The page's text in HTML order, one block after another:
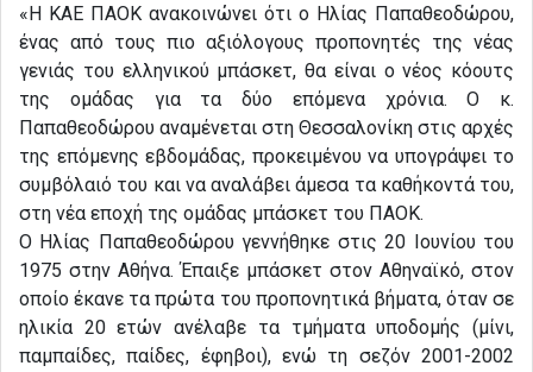
«H KAE ΠΑΟΚ ανακοινώνει ότι ο Ηλίας Παπαθεοδώρου,
ένας από τους πιο αξιόλογους προπονητές της νέας
γενιάς του ελληνικού μπάσκετ, θα είναι ο νέος κόουτς
της ομάδας για τα δύο επόμενα χρόνια. O κ.
Παπαθεοδώρου αναμένεται στη Θεσσαλονίκη στις αρχές
της επόμενης εβδομάδας, προκειμένου να υπογράψει το
συμβόλαιό του και να αναλάβει άμεσα τα καθήκοντά του,
στη νέα εποχή της ομάδας μπάσκετ του ΠΑΟΚ.
Ο Ηλίας Παπαθεοδώρου γεννήθηκε στις 20 Ιουνίου του
1975 στην Αθήνα. Έπαιξε μπάσκετ στον Αθηναϊκό, στον
οποίο έκανε τα πρώτα του προπονητικά βήματα, όταν σε
ηλικία 20 ετών ανέλαβε τα τμήματα υποδομής (μίνι,
παμπαίδες, παίδες, έφηβοι), ενώ τη σεζόν 2001-2002